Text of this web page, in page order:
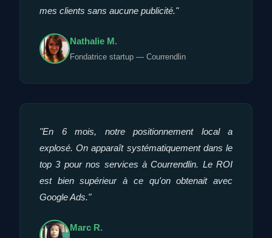
mes clients sans aucune publicité."
Nathalie M.
Fondatrice startup — Courrendlin
"En 6 mois, notre positionnement local a
explosé. On apparaît systématiquement dans le
top 3 pour nos services à Courrendlin. Le ROI
est bien supérieur à ce qu'on obtenait avec
Google Ads."
Marc R.